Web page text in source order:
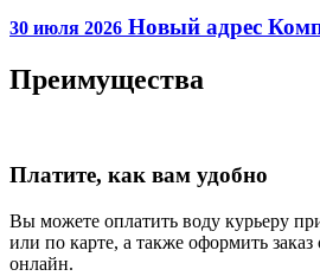
30 июля 2026 Новый адрес
Преимущества
Платите, как вам удобно
Вы можете оплатить воду курьеру
или по карте, а также оформить заказ
онлайн.